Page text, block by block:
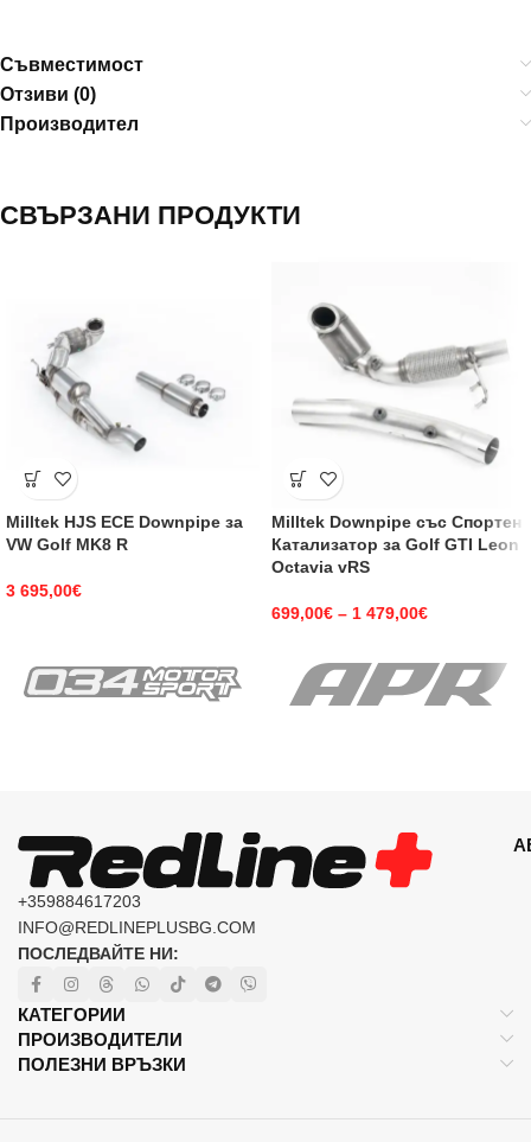
Съвместимост
Отзиви (0)
Производител
СВЪРЗАНИ ПРОДУКТИ
Milltek HJS ECE Downpipe за
VW Golf MK8 R
3 695,00€
Milltek Downpipe със Спортен
Катализатор за Golf GTI Leon
Octavia vRS
699,00€ – 1 479,00€
+359884617203
INFO@REDLINEPLUSBG.COM
ПОСЛЕДВАЙТЕ НИ:
КАТЕГОРИИ
ПРОИЗВОДИТЕЛИ
ПОЛЕЗНИ ВРЪЗКИ